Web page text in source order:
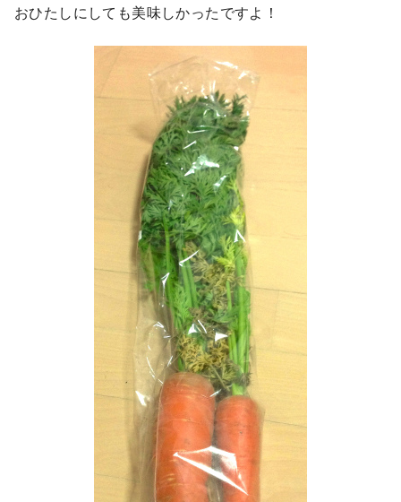
おひたしにしても美味しかったですよ！